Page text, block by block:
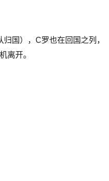
国），C罗也在回国之列，
离开。